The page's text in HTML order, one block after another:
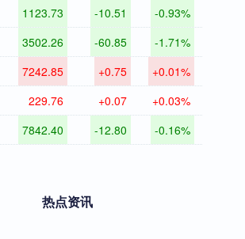
1123.73 -10.51 -0.93%
3502.26 -60.85 -1.71%
7242.85 +0.75 +0.01%
229.76 +0.07 +0.03%
7842.40 -12.80 -0.16%
热点资讯